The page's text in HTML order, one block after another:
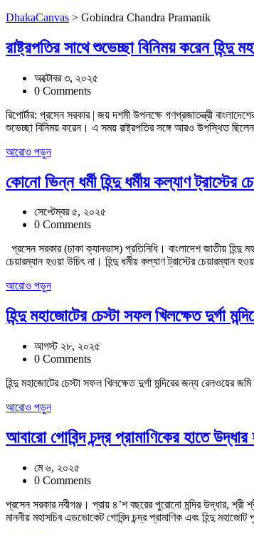
DhakaCanvas > Gobindra Chandra Pramanik
রাষ্ট্রপতির সাথে শুভেচ্ছা বিনিময় করেন হিন্দু
অক্টোবর ৩, ২০২৫
0 Comments
রিপোর্টার: প্রসেন সরকার | জয় দশমী উপলক্ষে গণপ্রজাতন্ত্রী
শুভেচ্ছা বিনিময় করেন। এ সময় রাষ্ট্রপতির সঙ্গে আরও উপস্থিত
আরোও পড়ুন
কোনো ভিন্ন ধর্মী হিন্দু ধর্মীয় কল্যাণ ট্রাস্টের
সেপ্টেম্বর ৫, ২০২৫
0 Comments
প্রসেন সরকার (ঢাকা ক্যানভাস) প্রতিনিধি। বাংলাদেশ জাতীয়
চেয়ারম্যান হওয়া উচিৎ না। হিন্দু ধর্মীয় কল্যাণ ট্রাস্টের
আরোও পড়ুন
হিন্দু মহাজোটের চেস্টা সফল খিলক্ষেত দুর্গা
আগস্ট ২৮, ২০২৫
0 Comments
হিন্দু মহাজোটের চেস্টা সফল খিলক্ষেত দুর্গা মন্দিরের জন্য রেলওয়ের
আরোও পড়ুন
আবারো গোবিন্দ চন্দ্র প্রামাণিকের হাতে
মে ৬, ২০২৫
0 Comments
প্রসেন সরকার নবীগঞ্জ। প্রায় ৪’শ বছরের পুরোনো মন্দির উদ্ধার, শ্রী
মাননীয় মহাসচিব এডভোকেট গোবিন্দ চন্দ্র প্রামাণিক এবং হিন্দু